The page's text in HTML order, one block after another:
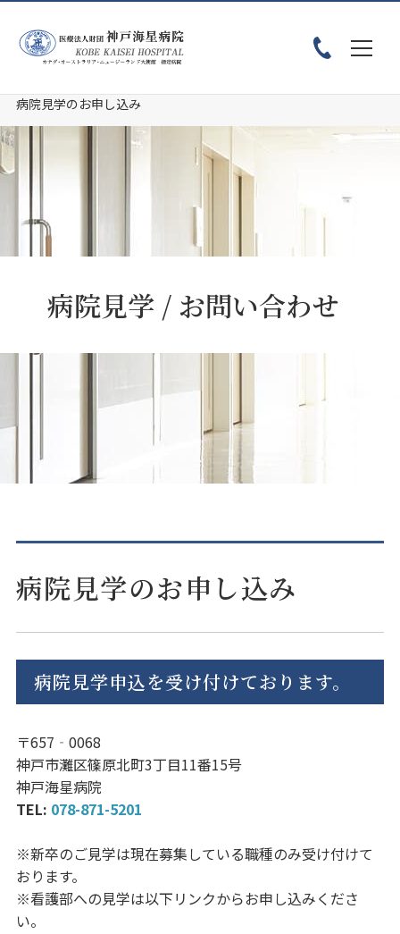
病院見学のお申し込み
病院見学 / お問い合わせ
病院見学のお申し込み
病院見学申込を受け付けております。
〒657‐0068
神戸市灘区篠原北町3丁目11番15号
神戸海星病院
TEL: 078-871-5201
※新卒のご見学は現在募集している職種のみ受け付けて
おります。
※看護部への見学は以下リンクからお申し込みくださ
い。